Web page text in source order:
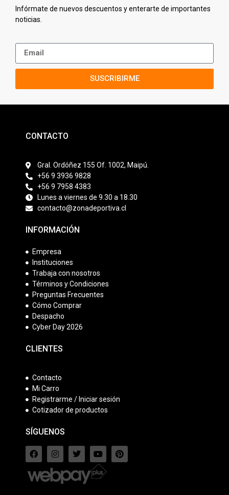
Infórmate de nuevos descuentos y enterarte de importantes
noticias.
SUSCRIBIRME
CONTACTO
Gral. Ordóñez 155 Of. 1002, Maipú.
+56 9 3936 9828
+56 9 7958 4383
Lunes a viernes de 9.30 a 18.30
contacto@zonadeportiva.cl
INFORMACIÓN
Empresa
Instituciones
Trabaja con nosotros
Términos y Condiciones
Preguntas Frecuentes
Cómo Comprar
Despacho
Cyber Day 2026
CLIENTES
Contacto
Mi Carro
Registrarme / Iniciar sesión
Cotizador de productos
SÍGUENOS